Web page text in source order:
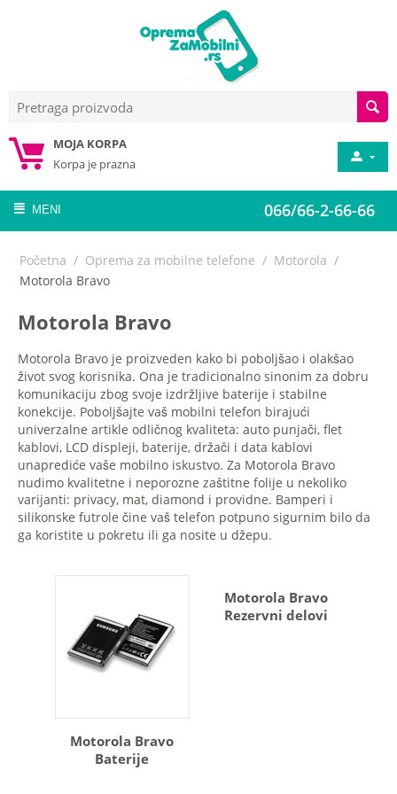
MOJA KORPA
Korpa je prazna
066/66-2-66-66
MENI
Početna / Oprema za mobilne telefone / Motorola /
Motorola Bravo
Motorola Bravo
Motorola Bravo je proizveden kako bi poboljšao i olakšao
život svog korisnika. Ona je tradicionalno sinonim za dobru
komunikaciju zbog svoje izdržljive baterije i stabilne
konekcije. Poboljšajte vaš mobilni telefon birajući
univerzalne artikle odličnog kvaliteta: auto punjači, flet
kablovi, LCD displeji, baterije, držači i data kablovi
unaprediće vaše mobilno iskustvo. Za Motorola Bravo
nudimo kvalitetne i neporozne zaštitne folije u nekoliko
varijanti: privacy, mat, diamond i providne. Bamperi i
silikonske futrole čine vaš telefon potpuno sigurnim bilo da
ga koristite u pokretu ili ga nosite u džepu.
Motorola Bravo
Baterije
Motorola Bravo
Rezervni delovi